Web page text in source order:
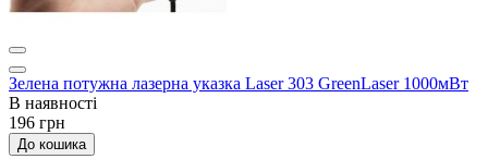
Зелена потужна лазерна указка Laser 303 GreenLaser 1000мВт
В наявності
196 грн
До кошика